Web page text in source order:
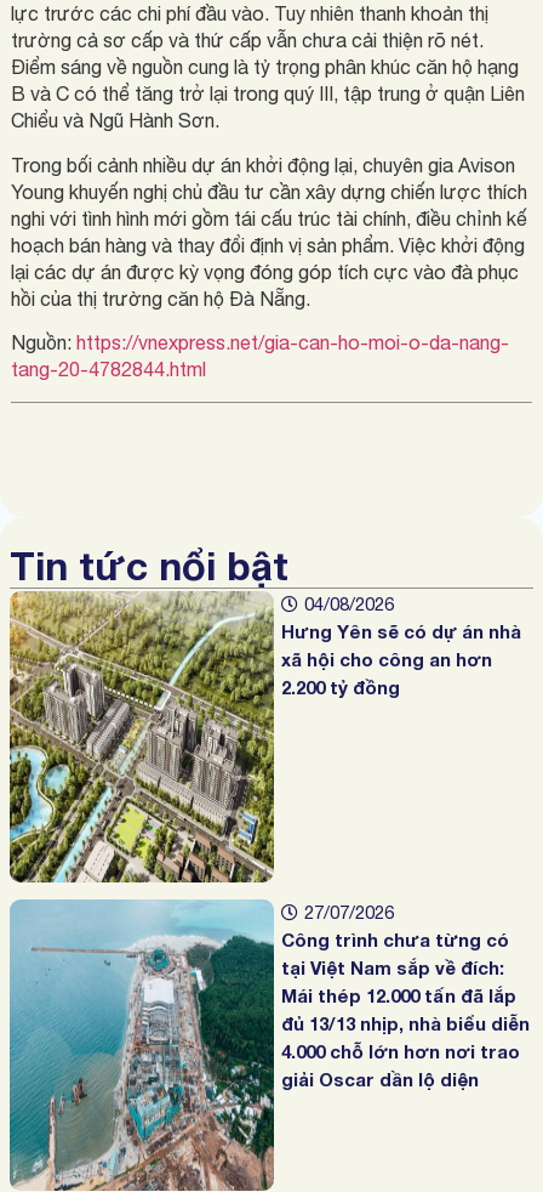
lực trước các chi phí đầu vào. Tuy nhiên thanh khoản thị
trường cả sơ cấp và thứ cấp vẫn chưa cải thiện rõ nét.
Điểm sáng về nguồn cung là tỷ trọng phân khúc căn hộ hạng
B và C có thể tăng trở lại trong quý III, tập trung ở quận Liên
Chiểu và Ngũ Hành Sơn.
Trong bối cảnh nhiều dự án khởi động lại, chuyên gia Avison
Young khuyến nghị chủ đầu tư cần xây dựng chiến lược thích
nghi với tình hình mới gồm tái cấu trúc tài chính, điều chỉnh kế
hoạch bán hàng và thay đổi định vị sản phẩm. Việc khởi động
lại các dự án được kỳ vọng đóng góp tích cực vào đà phục
hồi của thị trường căn hộ Đà Nẵng.
Nguồn: https://vnexpress.net/gia-can-ho-moi-o-da-nang-
tang-20-4782844.html
Tin tức nổi bật
04/08/2026
Hưng Yên sẽ có dự án nhà
xã hội cho công an hơn
2.200 tỷ đồng
27/07/2026
Công trình chưa từng có
tại Việt Nam sắp về đích:
Mái thép 12.000 tấn đã lắp
đủ 13/13 nhịp, nhà biểu diễn
4.000 chỗ lớn hơn nơi trao
giải Oscar dần lộ diện